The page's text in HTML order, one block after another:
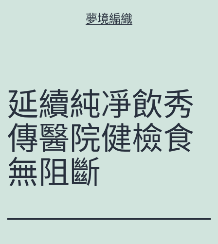
容
夢境編織
延續純凈飲秀
傳醫院健檢食
無阻斷